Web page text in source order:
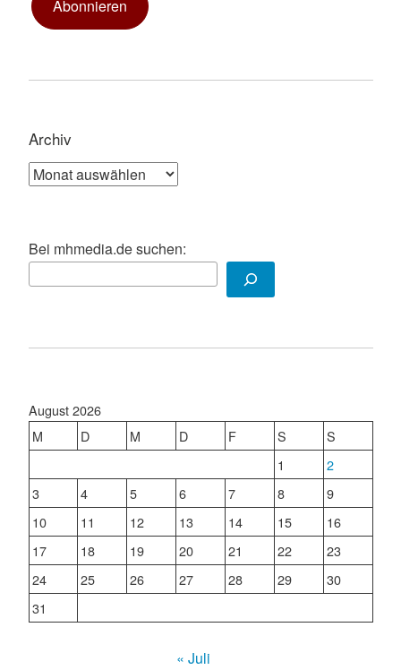
Abonnieren
Archiv
Archiv
Bei mhmedia.de suchen:
August 2026
M
D M D F S
S
1
2
3
4 5 6 7 8
9
10
11 12 13 14 15
16
17
18 19 20 21 22
23
24
25 26 27 28 29
30
31
« Juli